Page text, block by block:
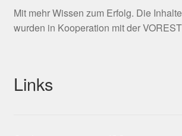
Mit mehr Wissen zum Erfolg. Die
wurden in Kooperation mit der
Links